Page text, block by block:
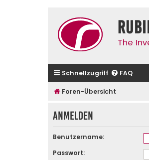
The
Schnellzugriff FAQ
Foren-Übersicht
Anmelden
Benutzername:
Passwort: